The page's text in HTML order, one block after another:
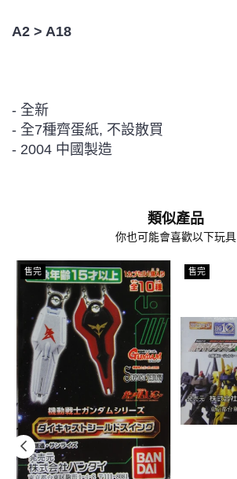
A2 > A18
- 全新
- 全7種齊蛋紙, 不設散買
- 2004 中國製造
類似產品
你也可能會喜歡以下玩具
售完 售完